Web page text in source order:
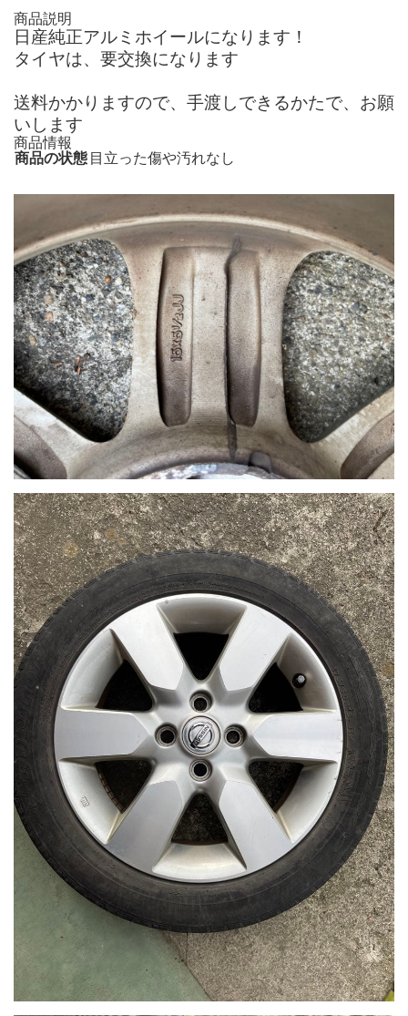
商品説明
日産純正アルミホイールになります！
タイヤは、要交換になります
送料かかりますので、手渡しできるかたで、お願
いします
商品情報
商品の状態 目立った傷や汚れなし